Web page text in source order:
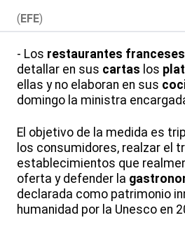
(EFE)
- Los restaurantes franceses
detallar en sus cartas los
ellas y no elaboran en sus
domingo la ministra
El objetivo de la medida es
los consumidores, realzar el
establecimientos que
oferta y defender la
declarada como patrimonio
humanidad por la Unesco en